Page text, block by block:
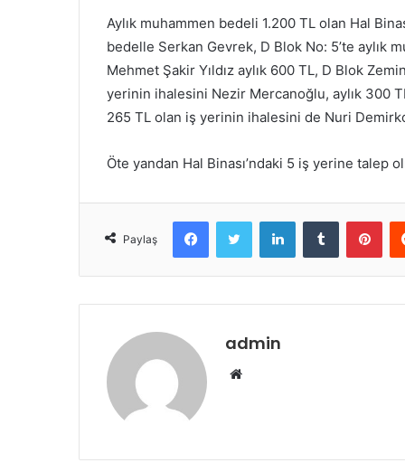
Aylık muhammen bedeli 1.200 TL olan Hal
bedelle Serkan Gevrek, D Blok No: 5’te aylık
Mehmet Şakir Yıldız aylık 600 TL, D Blok
yerinin ihalesini Nezir Mercanoğlu, aylık 300
265 TL olan iş yerinin ihalesini de Nuri
Öte yandan Hal Binası’ndaki 5 iş yerine
Paylaş
admin
i